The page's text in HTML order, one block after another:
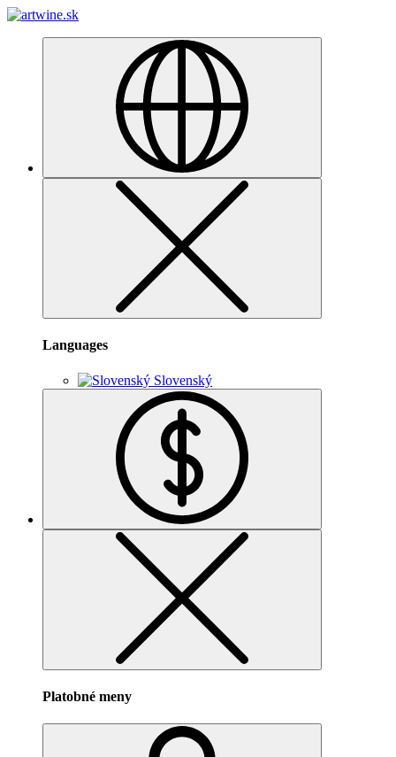
Languages
Slovenský
Platobné meny